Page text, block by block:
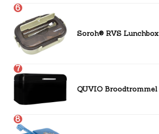
6
Soroh® RVS Lunchbox
7
QUVIO Broodtrommel
8